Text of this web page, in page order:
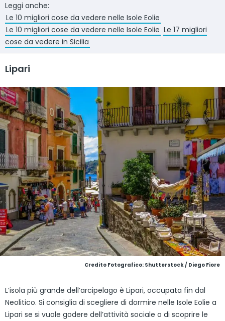
Leggi anche:
Le 10 migliori cose da vedere nelle Isole Eolie
Le 10 migliori cose da vedere nelle Isole Eolie Le 17 migliori
cose da vedere in Sicilia
Lipari
Credito Fotografico: Shutterstock / Diego Fiore
L’isola più grande dell’arcipelago è Lipari, occupata fin dal
Neolitico. Si consiglia di scegliere di dormire nelle Isole Eolie a
Lipari se si vuole godere dell’attività sociale o di scoprire le